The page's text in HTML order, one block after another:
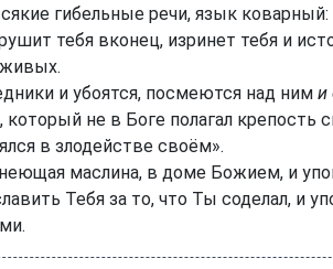
гибельные речи, язык коварный:
тебя вконец, изринет тебя и
и убоятся, посмеются над ним и
который не в Боге полагал крепость
в злодействе своём».
маслина, в доме Божием, и
Тебя за то, что Ты соделал, и